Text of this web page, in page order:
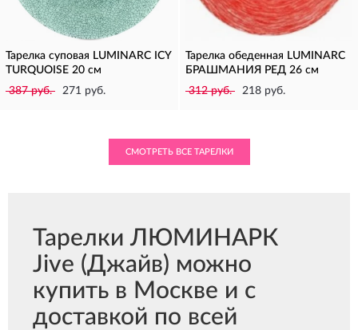
Тарелка суповая LUMINARC ICY
TURQUOISE 20 см
387 руб.
271 руб.
Тарелка обеденная LUMINARC
БРАШМАНИЯ РЕД 26 см
312 руб.
218 руб.
СМОТРЕТЬ ВСЕ ТАРЕЛКИ
Тарелки ЛЮМИНАРК
Jive (Джайв) можно
купить в Москве и с
доставкой по всей